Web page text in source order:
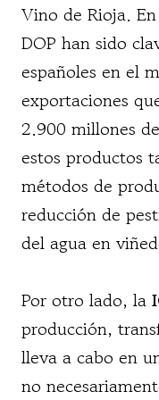
Vino de Rioja.
DOP han sido
españoles en el
exportaciones
2.900 millones
estos productos
métodos de
reducción de
del agua en
Por otro lado, la
producción,
lleva a cabo en
no